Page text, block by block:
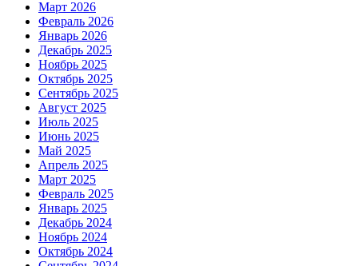
Март 2026
Февраль 2026
Январь 2026
Декабрь 2025
Ноябрь 2025
Октябрь 2025
Сентябрь 2025
Август 2025
Июль 2025
Июнь 2025
Май 2025
Апрель 2025
Март 2025
Февраль 2025
Январь 2025
Декабрь 2024
Ноябрь 2024
Октябрь 2024